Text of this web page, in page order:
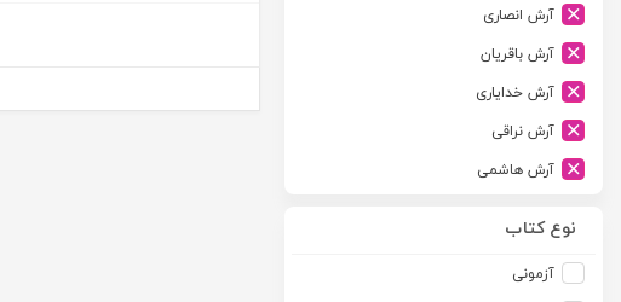
ارشد
اسلامیه
اشکان
اطلاعات
امجد
امید انقلاب
آرش انصاری
آرش باقریان
آرش خدایاری
آرش نراقی
آرش هاشمی
آزاده صادقی
نوع کتاب
آزمونی